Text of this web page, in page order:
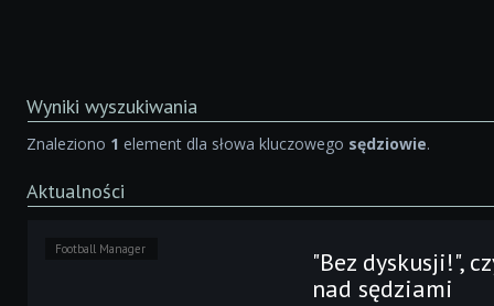
Wyniki wyszukiwania
Znaleziono 1 element dla słowa kluczowego sędziowie.
Aktualności
Football Manager
"Bez dyskusji!",
nad sędziami